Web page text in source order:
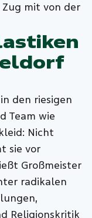
mit von der
den riesigen
Team wie
Nicht
sie vor
Großmeister
radikalen
Religionskritik